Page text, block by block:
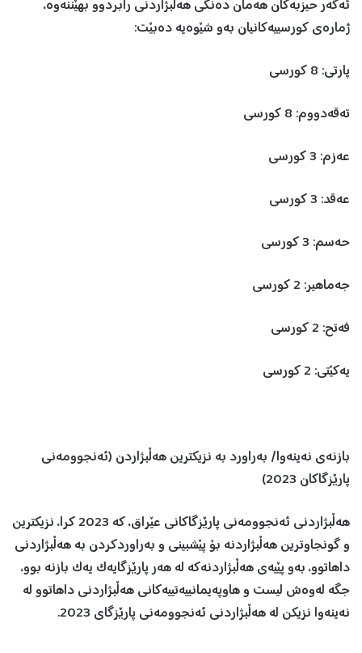
ئەگەر حیزبەکان هەمان دەنگی هەڵبژاردنی رابردوو بهێننەوە،
ژمارەی کورسییەکانیان بەو شێوەیە دەبێت:
پارتی: 8 کورسی
تەقەدووم: 8 کورسی
عەزم: 3 کورسی
عەقد: 3 کورسی
حەسم: 3 کورسی
جەماهیر: 2 کورسی
فەتح: 2 کورسی
یەکێتی: 2 کورسی
بازنەی نەینەوا/ بەراورد بە نزیکترین هەڵبژاردن (ئەنجوومەنی
پارێزگاکان 2023)
هەڵبژاردنی ئەنجوومەنی پارێزگاکانی عێراق، کە 2023 کرا، نزیکترین
و گونجاوترین هەڵبژاردنە بۆ پێشبینی و بەراوردکردن بە هەڵبژاردنی
داهاتوو، بەو پێیەی هەڵبژاردنەکە لە هەر پارێزگایەک یەک بازنە بوو،
جگە لەوەش لیست و هاوپەیمانییەتییەکانی هەڵبژاردنی داهاتوو لە
نەینەوا نزیکن لە هەڵبژاردنی ئەنجوومەنی پارێزگای 2023.